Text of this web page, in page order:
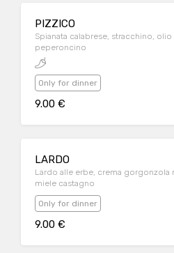
PIZZICO
Spianata calabrese, stracchino,
peperoncino
Only for dinner
9.00 €
LARDO
Lardo alle erbe, crema gorgonzola
miele castagno
Only for dinner
9.00 €